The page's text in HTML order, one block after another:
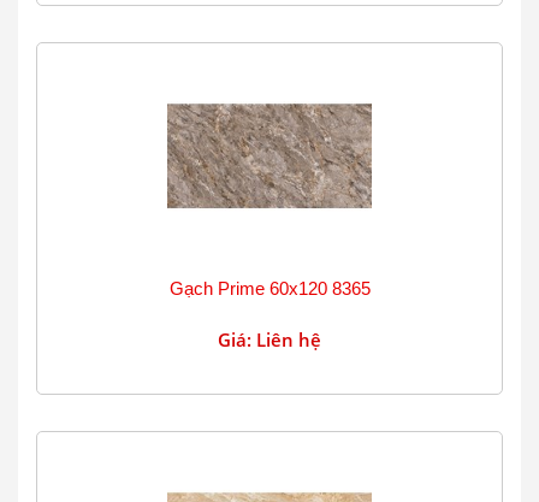
Gạch Prime 60x120 8365
Giá: Liên hệ